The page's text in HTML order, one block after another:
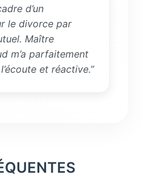
d’un
le divorce par
Maître
m’a parfaitement
et réactive.”